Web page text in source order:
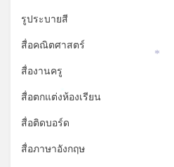
รูประบายสี
สื่อคณิตศาสตร์
สื่องานครู
สื่อตกแต่งห้องเรียน
สื่อติดบอร์ด
สื่อภาษาอังกฤษ
*